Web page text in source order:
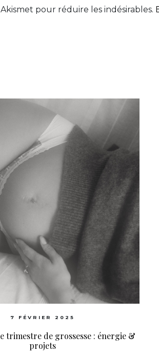
pour réduire les indésirables.
7 FÉVRIER 2025
trimestre de grossesse : énergie &
projets